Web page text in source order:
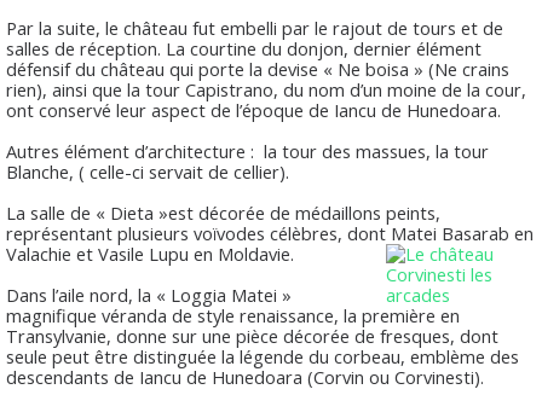
Par la suite, le château fut embelli par le rajout de tours et de
salles de réception. La courtine du donjon, dernier élément
défensif du château qui porte la devise « Ne boisa » (Ne crains
rien), ainsi que la tour Capistrano, du nom d’un moine de la cour,
ont conservé leur aspect de l’époque de Iancu de Hunedoara.
Autres élément d’architecture : la tour des massues, la tour
Blanche, ( celle-ci servait de cellier).
La salle de « Dieta »est décorée de médaillons peints,
représentant plusieurs voïvodes célèbres, dont Matei Basarab en
Valachie et Vasile Lupu en Moldavie.
Dans l’aile nord, la « Loggia Matei »
magnifique véranda de style renaissance, la première en
Transylvanie, donne sur une pièce décorée de fresques, dont
seule peut être distinguée la légende du corbeau, emblème des
descendants de Iancu de Hunedoara (Corvin ou Corvinesti).